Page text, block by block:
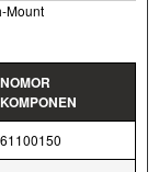
Mount
NOMOR
KOMPONEN
61100150